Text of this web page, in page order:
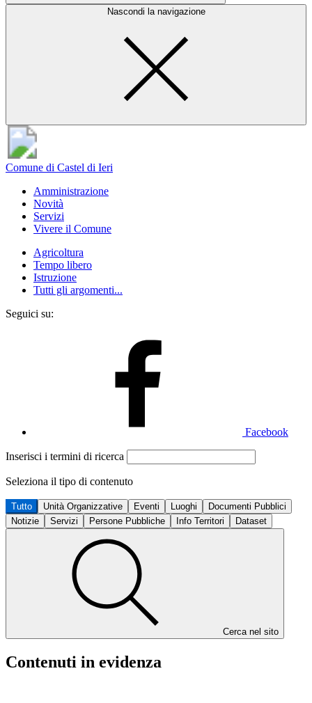
Nascondi la navigazione
Comune di Castel di Ieri
Amministrazione
Novità
Servizi
Vivere il Comune
Agricoltura
Tempo libero
Istruzione
Tutti gli argomenti...
Seguici su:
Facebook
Inserisci i termini di ricerca
Seleziona il tipo di contenuto
Tutto Unità Organizzative Eventi Luoghi
Documenti Pubblici
Notizie
Servizi Persone Pubbliche Info Territori Dataset
Cerca nel sito
Contenuti in evidenza